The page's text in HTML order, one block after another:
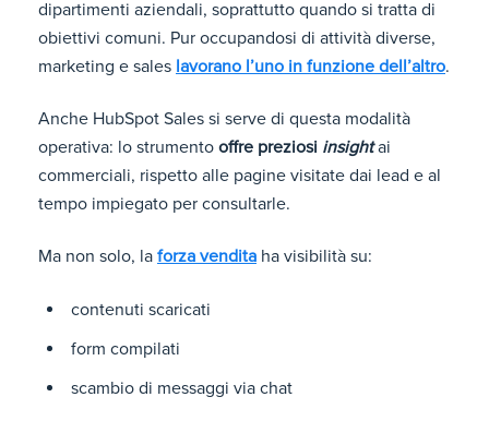
dipartimenti aziendali, soprattutto quando si tratta di
obiettivi comuni. Pur occupandosi di attività diverse,
marketing e sales lavorano l’uno in funzione dell’altro.
Anche HubSpot Sales si serve di questa modalità
operativa: lo strumento offre preziosi insight ai
commerciali, rispetto alle pagine visitate dai lead e al
tempo impiegato per consultarle.
Ma non solo, la forza vendita ha visibilità su:
contenuti scaricati
form compilati
scambio di messaggi via chat